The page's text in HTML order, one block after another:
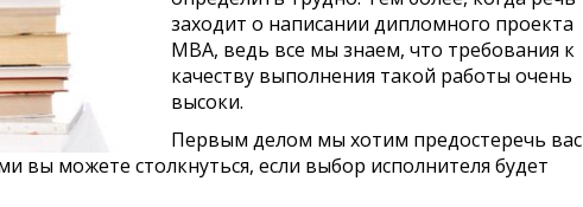
заходит о написании дипломного проекта
МВА, ведь все мы знаем, что требования к
качеству выполнения такой работы очень
высоки.
Первым делом мы хотим предостеречь вас
вы можете столкнуться, если выбор исполнителя будет